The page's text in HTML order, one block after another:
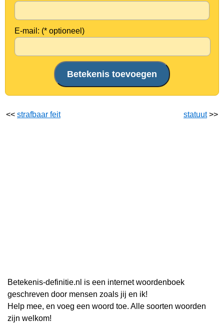
E-mail: (* optioneel)
<< strafbaar feit statuut>>
Betekenis-definitie.nl is een internet woordenboek
geschreven door mensen zoals jij en ik!
Help mee, en voeg een woord toe. Alle soorten woorden
zijn welkom!